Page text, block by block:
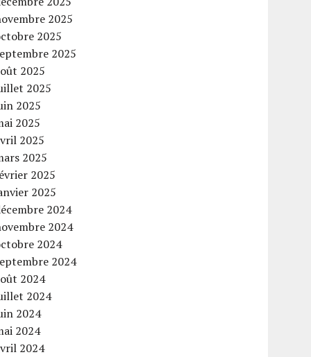
2025
2025
2025
2025
2025
2025
2025
2025
2025
2025
2025
2024
2024
2024
2024
2024
2024
2024
2024
2024